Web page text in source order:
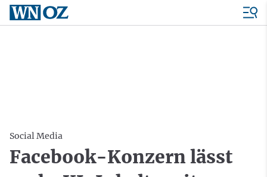
Social Media
Facebook-Konzern lässt